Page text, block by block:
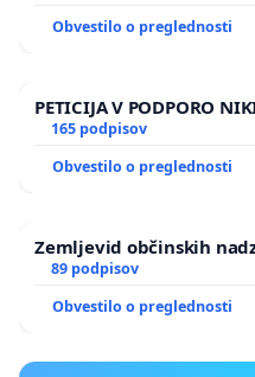
Obvestilo o preglednosti
PETICIJA V PODPORO
165 podpisov
Obvestilo o preglednosti
Zemljevid občinskih
89 podpisov
Obvestilo o preglednosti